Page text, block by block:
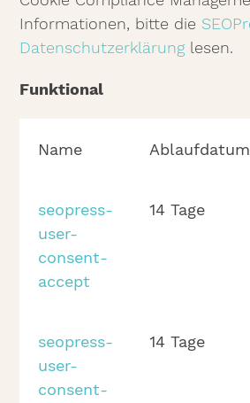
Informationen, bitte die
Datenschutzerklärung lesen.
Funktional
Name Ablaufdatum
seopress-
user-
consent-
accept
14 Tage
seopress-
user-
consent-
14 Tage